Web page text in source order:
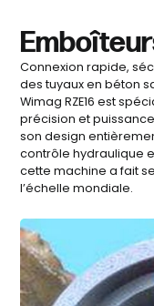
Connexion rapide,
des tuyaux en béton
Wimag RZE16 est
précision et
son design
contrôle hydraulique
cette machine a fait
l’échelle mondiale.